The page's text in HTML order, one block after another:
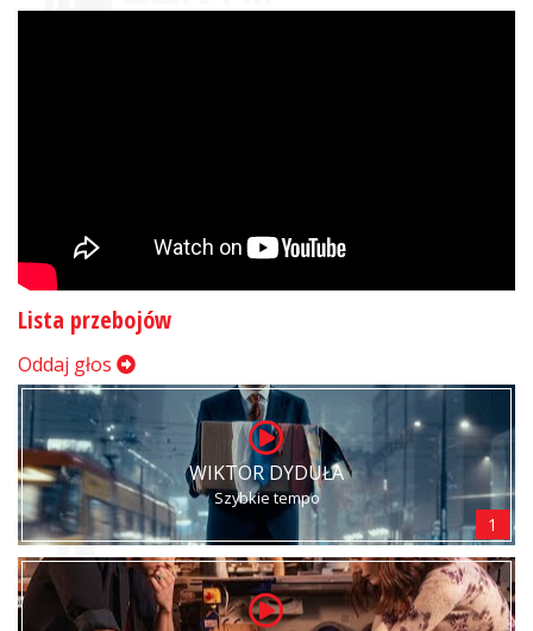
Lista przebojów
Oddaj głos
WIKTOR DYDUŁA
Szybkie tempo
1